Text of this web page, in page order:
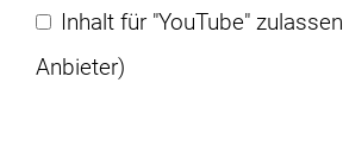
Inhalt für "YouTube" zulassen
Anbieter)